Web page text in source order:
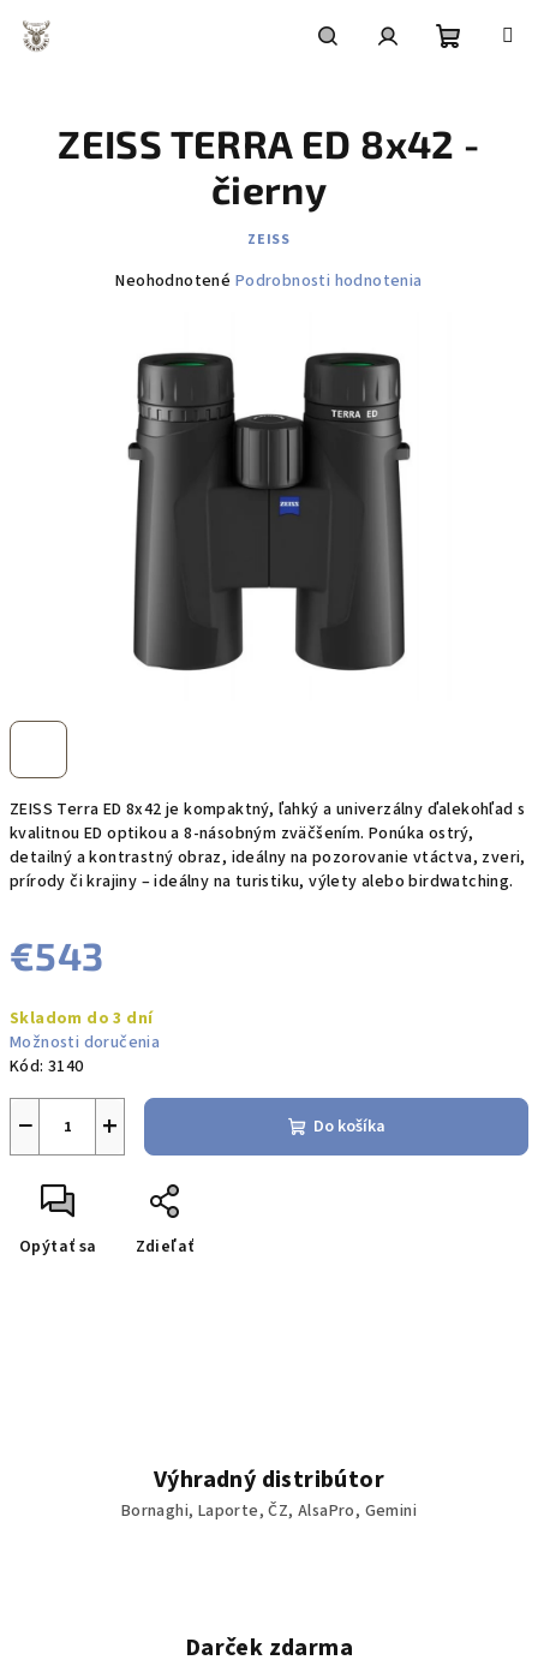
obsah
košík
ZEISS Terra ED 8x42 je kompaktný, ľahký a univerzálny ďalekohľad s
kvalitnou ED optikou a 8-násobným zväčšením. Ponúka ostrý,
detailný a kontrastný obraz, ideálny na pozorovanie vtáctva, zveri,
prírody či krajiny – ideálny na turistiku, výlety alebo birdwatching.
€543
cena:
Skladom do 3 dní
Možnosti doručenia
Kód: 3140
+
− Do košíka
Opýtať sa Zdieľať
ZEISS TERRA ED 8x42 -
čierny
ZEISS
Priemerné
0,0
hviezdičiek.
Neohodnotené Podrobnosti hodnotenia
Výhradný distribútor
Bornaghi, Laporte, ČZ, AlsaPro, Gemini
Darček zdarma